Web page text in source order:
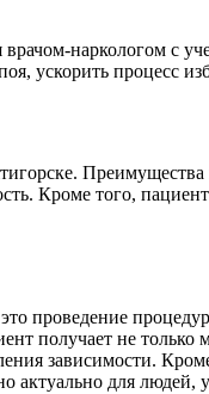
врачом-наркологом
ускорить процесс
Кроме того,
проведение
получает не
зависимости.
для людей,